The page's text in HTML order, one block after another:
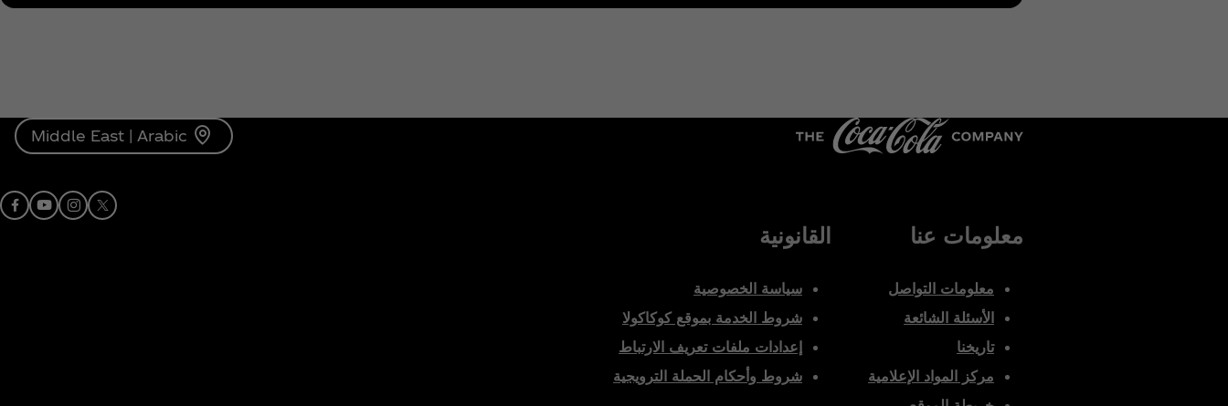
Middle East | Arabic
معلومات عنا
معلومات التواصل
الأسئلة الشائعة
تاريخنا
مركز المواد الإعلامية
القانونية
سياسة الخصوصية
شروط الخدمة بموقع كوكاكولا
إعدادات ملفات تعريف الارتباط
شروط وأحكام الحملة الترويجية
X